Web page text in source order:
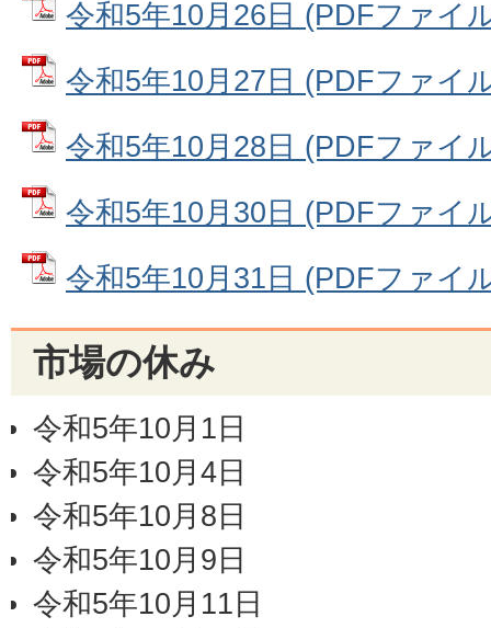
令和5年10月26日 (PDFファイ
令和5年10月27日 (PDFファイ
令和5年10月28日 (PDFファイ
令和5年10月30日 (PDFファイ
令和5年10月31日 (PDFファイ
市場の休み
令和5年10月1日
令和5年10月4日
令和5年10月8日
令和5年10月9日
令和5年10月11日